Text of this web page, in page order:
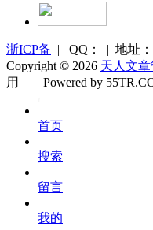
浙ICP备 | QQ： | 地址：
Copyright © 2026 天人文
用
库
Powered by
首页
搜索
留言
我的